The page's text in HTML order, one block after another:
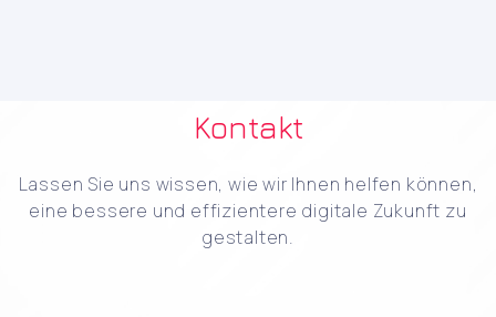
Kontakt
Lassen Sie uns wissen, wie wir Ihnen helfen können,
eine bessere und effizientere digitale Zukunft zu
gestalten.